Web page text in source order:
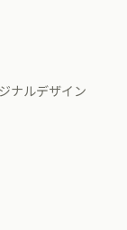
ナルデザイン